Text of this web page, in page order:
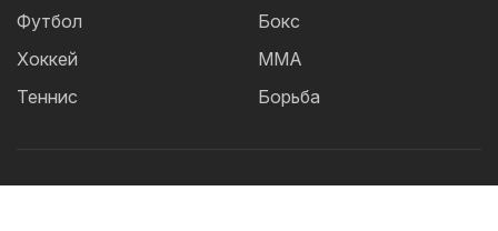
Футбол
Хоккей
Теннис
Бокс
ММА
Борьба